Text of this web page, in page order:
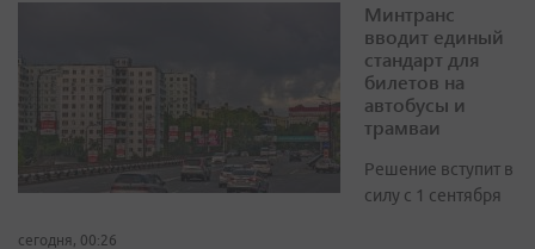
Минтранс
вводит единый
стандарт для
билетов на
автобусы и
трамваи
Решение вступит в
силу с 1 сентября
сегодня, 00:26